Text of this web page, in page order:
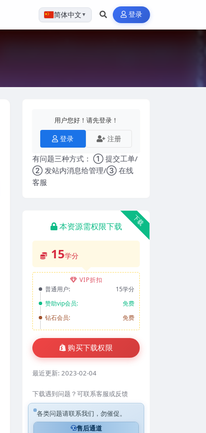
简体中文 ▼ 登录
用户您好！请先登录！
登录 注册
有问题三种方式： ① 提交工单/
② 发站内消息给管理/③ 在线
客服
下载
本资源需权限下载
15学分
VIP折扣
普通用户:
15学分
赞助vip会员:
免费
钻石会员:
免费
购买下载权限
最近更新: 2023-02-04
下载遇到问题？可联系客服或反馈
各类问题请联系我们，勿催促。
售后通道